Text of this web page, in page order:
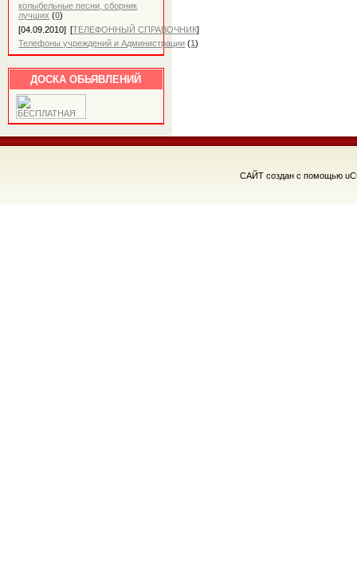
колыбельные песни, сборник
лучших (0)
[04.09.2010] [ТЕЛЕФОННЫЙ СПРАВОЧНИК]
Телефоны учреждений и Администрации (1)
ДОСКА ОБЬЯВЛЕНИЙ
САЙТ создан с помощью